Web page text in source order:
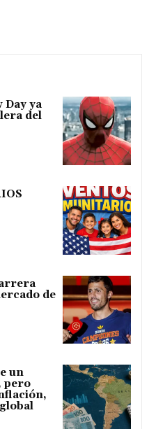
Day ya
del
de
un
pero